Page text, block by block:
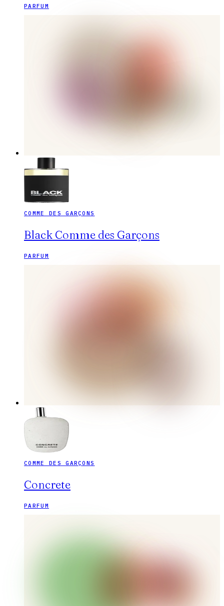
PARFUM
COMME DES GARÇONS
Black Comme des Garçons
PARFUM
COMME DES GARÇONS
Concrete
PARFUM